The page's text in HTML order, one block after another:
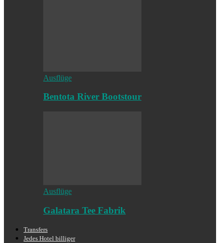
Ausflüge
Bentota River Bootstour
Ausflüge
Galatara Tee Fabrik
Transfers
Jedes Hotel billiger